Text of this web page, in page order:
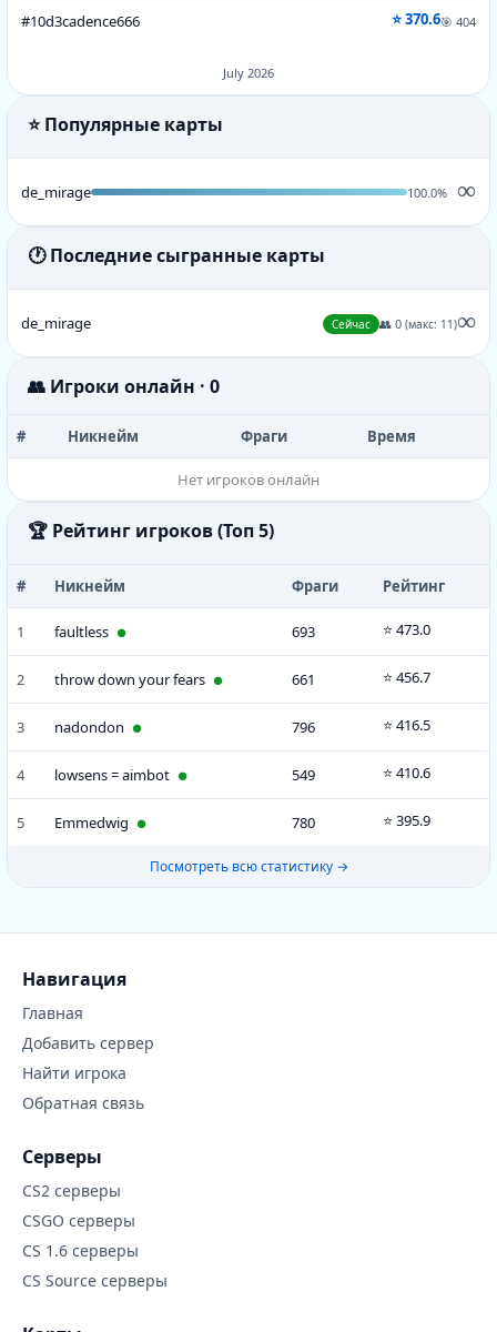
#10d3cadence666 ⭐ 370.6🎯 404
July 2026
⭐ Популярные карты
de_mirage 100.0% ∞
🕐 Последние сыгранные карты
de_mirage Сейчас 👥 0 (макс: 11)∞
👥 Игроки онлайн · 0
# Никнейм Фраги Время
Нет игроков онлайн
🏆 Рейтинг игроков (Топ 5)
# Никнейм Фраги Рейтинг
1 faultless ● 693 ⭐ 473.0
2 throw down your fears ● 661 ⭐ 456.7
3 nadondon ● 796 ⭐ 416.5
4 lowsens = aimbot ● 549 ⭐ 410.6
5 Emmedwig ● 780 ⭐ 395.9
Посмотреть всю статистику →
Навигация
Главная
Добавить сервер
Найти игрока
Обратная связь
Серверы
CS2 серверы
CSGO серверы
CS 1.6 серверы
CS Source серверы